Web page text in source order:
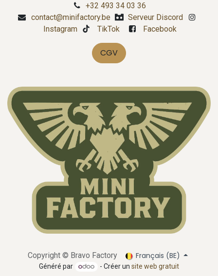
+32 493 34 03 36
contact@minifactory.be
Serveur Discord
Instagram
TikTok Facebook
CGV
Copyright © Bravo Factory Français (BE)
Généré par - Créer un site web gratuit